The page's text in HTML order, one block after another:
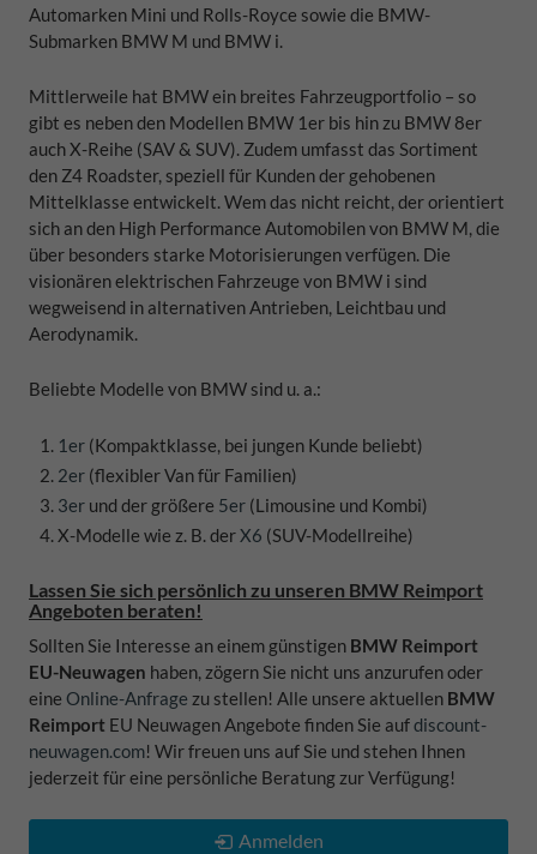
Automarken Mini und Rolls-Royce sowie die BMW-
Submarken BMW M und BMW i.
Mittlerweile hat BMW ein breites Fahrzeugportfolio – so
gibt es neben den Modellen BMW 1er bis hin zu BMW 8er
auch X-Reihe (SAV & SUV). Zudem umfasst das Sortiment
den Z4 Roadster, speziell für Kunden der gehobenen
Mittelklasse entwickelt. Wem das nicht reicht, der orientiert
sich an den High Performance Automobilen von BMW M, die
über besonders starke Motorisierungen verfügen. Die
visionären elektrischen Fahrzeuge von BMW i sind
wegweisend in alternativen Antrieben, Leichtbau und
Aerodynamik.
Beliebte Modelle von BMW sind u. a.:
1er (Kompaktklasse, bei jungen Kunde beliebt)
2er (flexibler Van für Familien)
3er und der größere 5er (Limousine und Kombi)
X-Modelle wie z. B. derX6 (SUV-Modellreihe)
Lassen Sie sich persönlich zu unseren BMW Reimport
Angeboten beraten!
Sollten Sie Interesse an einem günstigen BMW Reimport
EU-Neuwagen haben, zögern Sie nicht uns anzurufen oder
eine Online-Anfrage zu stellen! Alle unsere aktuellen BMW
Reimport EU Neuwagen Angebote finden Sie aufdiscount-
neuwagen.com! Wir freuen uns auf Sie und stehen Ihnen
jederzeit für eine persönliche Beratung zur Verfügung!
Anmelden